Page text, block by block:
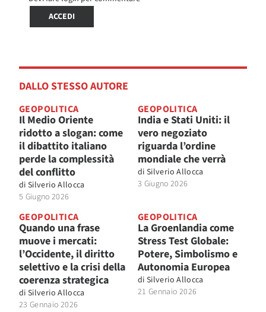
ACCEDI
DALLO STESSO AUTORE
GEOPOLITICA
Il Medio Oriente
ridotto a slogan: come
il dibattito italiano
perde la complessità
del conflitto
di Silverio Allocca
5 Giugno 2026
GEOPOLITICA
India e Stati Uniti: il
vero negoziato
riguarda l’ordine
mondiale che verrà
di Silverio Allocca
3 Giugno 2026
GEOPOLITICA
Quando una frase
muove i mercati:
l’Occidente, il diritto
selettivo e la crisi della
coerenza strategica
di Silverio Allocca
23 Gennaio 2026
GEOPOLITICA
La Groenlandia come
Stress Test Globale:
Potere, Simbolismo e
Autonomia Europea
di Silverio Allocca
21 Gennaio 2026